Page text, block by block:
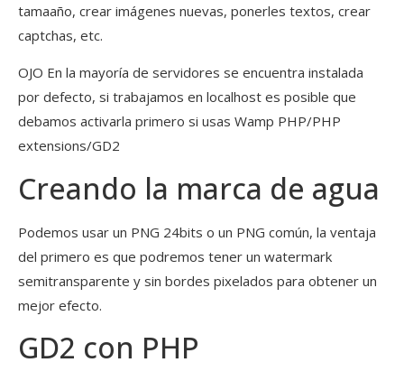
tamaaño, crear imágenes nuevas, ponerles textos, crear
captchas, etc.
OJO En la mayoría de servidores se encuentra instalada
por defecto, si trabajamos en localhost es posible que
debamos activarla primero si usas Wamp PHP/PHP
extensions/GD2
Creando la marca de agua
Podemos usar un PNG 24bits o un PNG común, la ventaja
del primero es que podremos tener un watermark
semitransparente y sin bordes pixelados para obtener un
mejor efecto.
GD2 con PHP